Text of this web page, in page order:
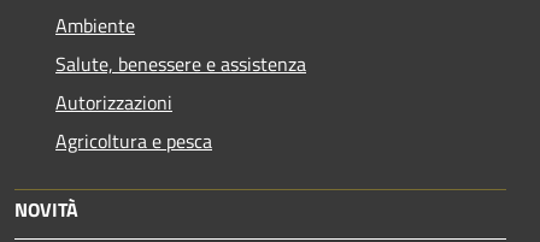
Ambiente
Salute, benessere e assistenza
Autorizzazioni
Agricoltura e pesca
NOVITÀ